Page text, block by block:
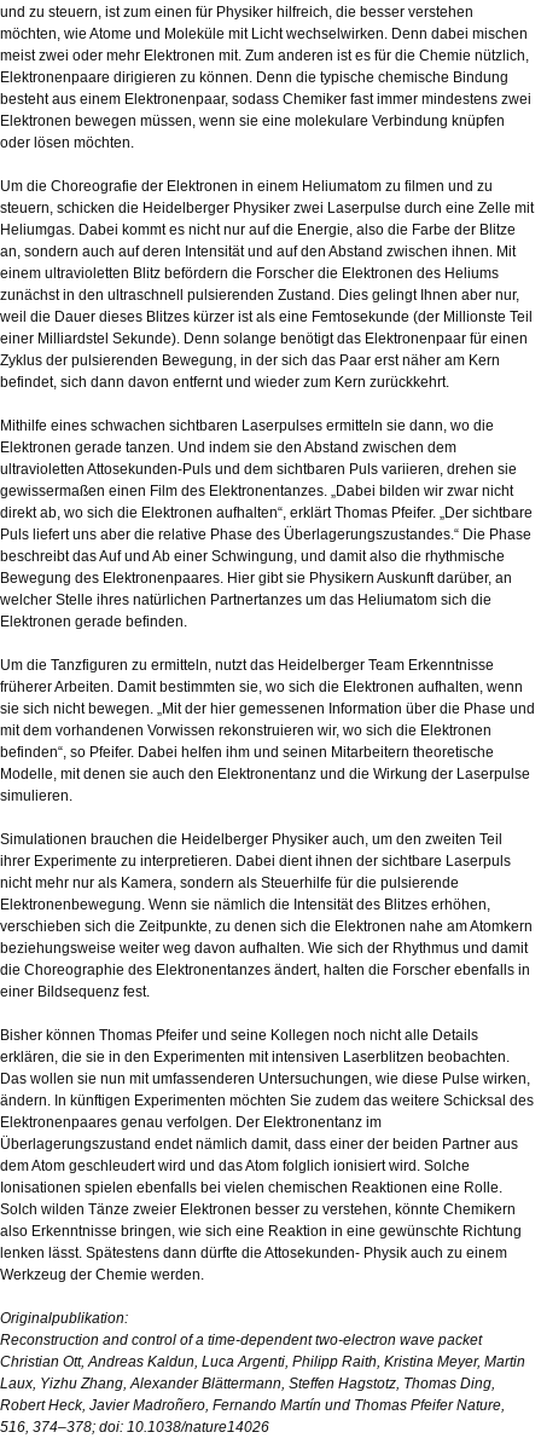
und zu steuern, ist zum einen für Physiker hilfreich, die besser verstehen
möchten, wie Atome und Moleküle mit Licht wechselwirken. Denn dabei mischen
meist zwei oder mehr Elektronen mit. Zum anderen ist es für die Chemie nützlich,
Elektronenpaare dirigieren zu können. Denn die typische chemische Bindung
besteht aus einem Elektronenpaar, sodass Chemiker fast immer mindestens zwei
Elektronen bewegen müssen, wenn sie eine molekulare Verbindung knüpfen
oder lösen möchten.
Um die Choreografie der Elektronen in einem Heliumatom zu filmen und zu
steuern, schicken die Heidelberger Physiker zwei Laserpulse durch eine Zelle mit
Heliumgas. Dabei kommt es nicht nur auf die Energie, also die Farbe der Blitze
an, sondern auch auf deren Intensität und auf den Abstand zwischen ihnen. Mit
einem ultravioletten Blitz befördern die Forscher die Elektronen des Heliums
zunächst in den ultraschnell pulsierenden Zustand. Dies gelingt Ihnen aber nur,
weil die Dauer dieses Blitzes kürzer ist als eine Femtosekunde (der Millionste Teil
einer Milliardstel Sekunde). Denn solange benötigt das Elektronenpaar für einen
Zyklus der pulsierenden Bewegung, in der sich das Paar erst näher am Kern
befindet, sich dann davon entfernt und wieder zum Kern zurückkehrt.
Mithilfe eines schwachen sichtbaren Laserpulses ermitteln sie dann, wo die
Elektronen gerade tanzen. Und indem sie den Abstand zwischen dem
ultravioletten Attosekunden-Puls und dem sichtbaren Puls variieren, drehen sie
gewissermaßen einen Film des Elektronentanzes. „Dabei bilden wir zwar nicht
direkt ab, wo sich die Elektronen aufhalten“, erklärt Thomas Pfeifer. „Der sichtbare
Puls liefert uns aber die relative Phase des Überlagerungszustandes.“ Die Phase
beschreibt das Auf und Ab einer Schwingung, und damit also die rhythmische
Bewegung des Elektronenpaares. Hier gibt sie Physikern Auskunft darüber, an
welcher Stelle ihres natürlichen Partnertanzes um das Heliumatom sich die
Elektronen gerade befinden.
Um die Tanzfiguren zu ermitteln, nutzt das Heidelberger Team Erkenntnisse
früherer Arbeiten. Damit bestimmten sie, wo sich die Elektronen aufhalten, wenn
sie sich nicht bewegen. „Mit der hier gemessenen Information über die Phase und
mit dem vorhandenen Vorwissen rekonstruieren wir, wo sich die Elektronen
befinden“, so Pfeifer. Dabei helfen ihm und seinen Mitarbeitern theoretische
Modelle, mit denen sie auch den Elektronentanz und die Wirkung der Laserpulse
simulieren.
Simulationen brauchen die Heidelberger Physiker auch, um den zweiten Teil
ihrer Experimente zu interpretieren. Dabei dient ihnen der sichtbare Laserpuls
nicht mehr nur als Kamera, sondern als Steuerhilfe für die pulsierende
Elektronenbewegung. Wenn sie nämlich die Intensität des Blitzes erhöhen,
verschieben sich die Zeitpunkte, zu denen sich die Elektronen nahe am Atomkern
beziehungsweise weiter weg davon aufhalten. Wie sich der Rhythmus und damit
die Choreographie des Elektronentanzes ändert, halten die Forscher ebenfalls in
einer Bildsequenz fest.
Bisher können Thomas Pfeifer und seine Kollegen noch nicht alle Details
erklären, die sie in den Experimenten mit intensiven Laserblitzen beobachten.
Das wollen sie nun mit umfassenderen Untersuchungen, wie diese Pulse wirken,
ändern. In künftigen Experimenten möchten Sie zudem das weitere Schicksal des
Elektronenpaares genau verfolgen. Der Elektronentanz im
Überlagerungszustand endet nämlich damit, dass einer der beiden Partner aus
dem Atom geschleudert wird und das Atom folglich ionisiert wird. Solche
Ionisationen spielen ebenfalls bei vielen chemischen Reaktionen eine Rolle.
Solch wilden Tänze zweier Elektronen besser zu verstehen, könnte Chemikern
also Erkenntnisse bringen, wie sich eine Reaktion in eine gewünschte Richtung
lenken lässt. Spätestens dann dürfte die Attosekunden- Physik auch zu einem
Werkzeug der Chemie werden.
Originalpublikation:
Reconstruction and control of a time-dependent two-electron wave packet
Christian Ott, Andreas Kaldun, Luca Argenti, Philipp Raith, Kristina Meyer, Martin
Laux, Yizhu Zhang, Alexander Blättermann, Steffen Hagstotz, Thomas Ding,
Robert Heck, Javier Madroñero, Fernando Martín und Thomas Pfeifer Nature,
516, 374–378; doi: 10.1038/nature14026